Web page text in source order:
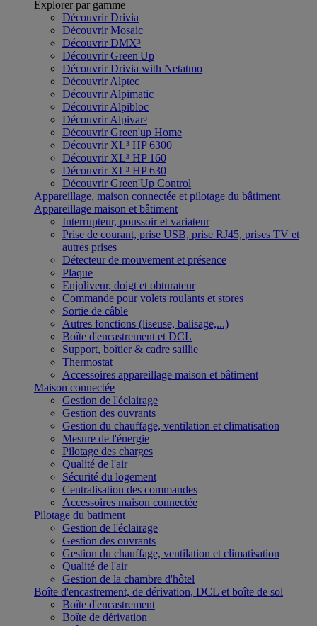
Explorer par gamme
Découvrir Drivia
Découvrir Mosaic
Découvrir DMX³
Découvrir Green'Up
Découvrir Drivia with Netatmo
Découvrir Alptec
Découvrir Alpimatic
Découvrir Alpibloc
Découvrir Alpivar³
Découvrir Green'up Home
Découvrir XL³ HP 6300
Découvrir XL³ HP 160
Découvrir XL³ HP 630
Découvrir Green'Up Control
Appareillage, maison connectée et pilotage du bâtiment
Appareillage maison et bâtiment
Interrupteur, poussoir et variateur
Prise de courant, prise USB, prise RJ45, prises TV et
autres prises
Détecteur de mouvement et présence
Plaque
Enjoliveur, doigt et obturateur
Commande pour volets roulants et stores
Sortie de câble
Autres fonctions (liseuse, balisage,...)
Boîte d'encastrement et DCL
Support, boîtier & cadre saillie
Thermostat
Accessoires appareillage maison et bâtiment
Maison connectée
Gestion de l'éclairage
Gestion des ouvrants
Gestion du chauffage, ventilation et climatisation
Mesure de l'énergie
Pilotage des charges
Qualité de l'air
Sécurité du logement
Centralisation des commandes
Accessoires maison connectée
Pilotage du batiment
Gestion de l'éclairage
Gestion des ouvrants
Gestion du chauffage, ventilation et climatisation
Qualité de l'air
Gestion de la chambre d'hôtel
Boîte d'encastrement, de dérivation, DCL et boîte de sol
Boîte d'encastrement
Boîte de dérivation